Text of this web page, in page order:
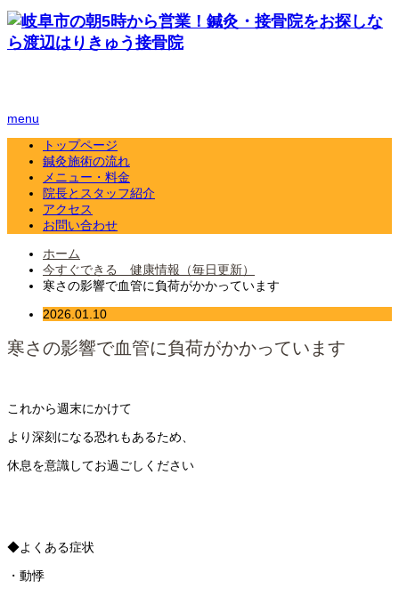
menu
トップページ
鍼灸施術の流れ
メニュー・料金
院長とスタッフ紹介
アクセス
お問い合わせ
ホーム
今すぐできる 健康情報（毎日更新）
寒さの影響で血管に負荷がかかっています
2026.01.10
寒さの影響で血管に負荷がかかっています
これから週末にかけて
より深刻になる恐れもあるため、
休息を意識してお過ごしください
◆よくある症状
・動悸